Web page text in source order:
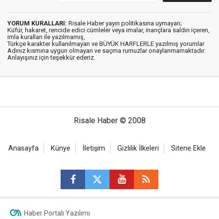
YORUM KURALLARI: Risale Haber yayın politikasına uymayan;
Küfür, hakaret, rencide edici cümleler veya imalar, inançlara saldırı içeren,
imla kuralları ile yazılmamış,
Türkçe karakter kullanılmayan ve BÜYÜK HARFLERLE yazılmış yorumlar
Adınız kısmına uygun olmayan ve saçma rumuzlar onaylanmamaktadır.
Anlayışınız için teşekkür ederiz.
Risale Haber © 2008
Anasayfa Künye İletişim Gizlilik İlkeleri Sitene Ekle
Haber Portalı Yazılımı